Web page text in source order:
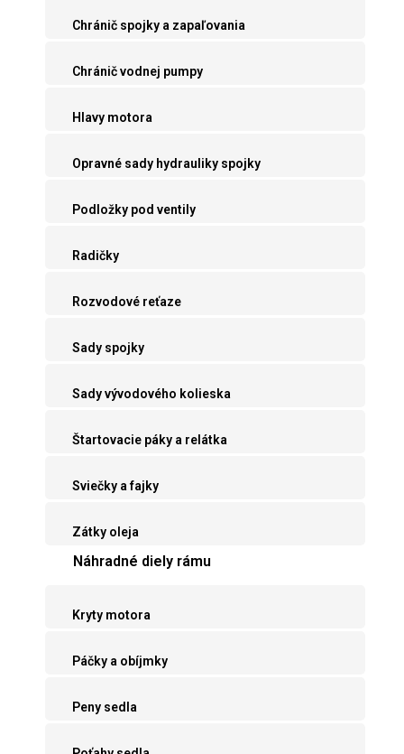
Chránič spojky a zapaľovania
Chránič vodnej pumpy
Hlavy motora
Opravné sady hydrauliky spojky
Podložky pod ventily
Radičky
Rozvodové reťaze
Sady spojky
Sady vývodového kolieska
Štartovacie páky a relátka
Sviečky a fajky
Zátky oleja
Náhradné diely rámu
Kryty motora
Páčky a obíjmky
Peny sedla